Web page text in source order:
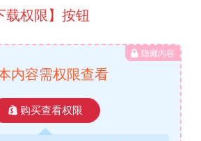
载权限】按钮
隐藏内容
内容需权限查看
购买查看权限